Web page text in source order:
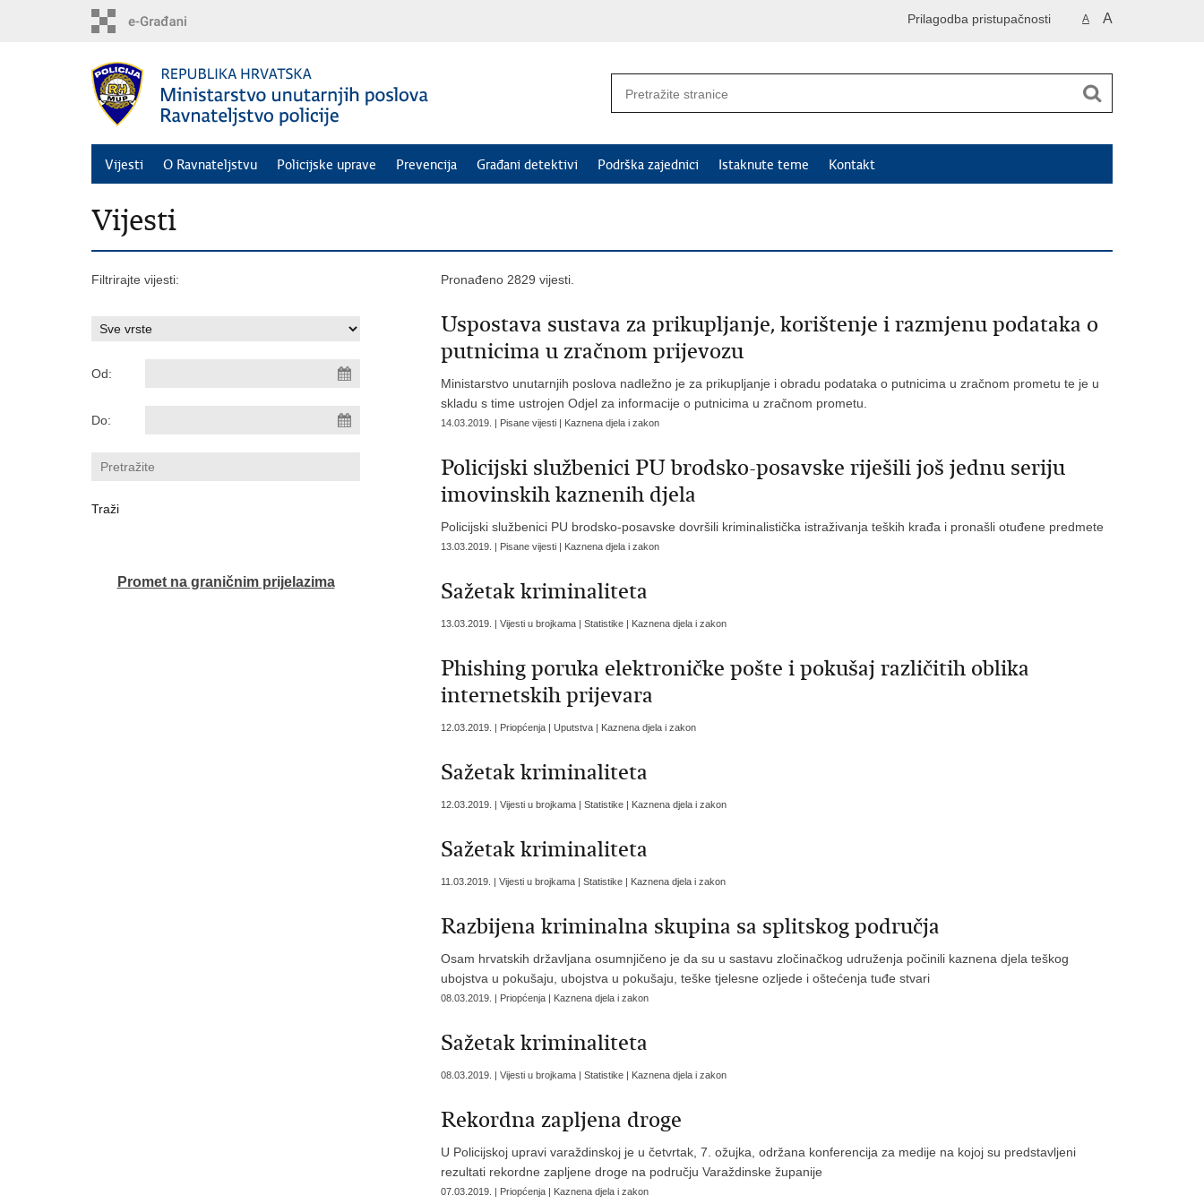
A A
Prilagodba pristupačnosti
Vijesti O Ravnateljstvu Policijske uprave Prevencija Građani detektivi Podrška zajednici Istaknute teme Kontakt
Vijesti
Filtrirajte vijesti:
Od:
Do:
Promet na graničnim prijelazima
Pronađeno 2829 vijesti.
Uspostava sustava za prikupljanje, korištenje i razmjenu podataka o
putnicima u zračnom prijevozu
Ministarstvo unutarnjih poslova nadležno je za prikupljanje i obradu podataka o putnicima u zračnom prometu te je u
skladu s time ustrojen Odjel za informacije o putnicima u zračnom prometu.
14.03.2019. | Pisane vijesti | Kaznena djela i zakon
Policijski službenici PU brodsko-posavske riješili još jednu seriju
imovinskih kaznenih djela
Policijski službenici PU brodsko-posavske dovršili kriminalistička istraživanja teških krađa i pronašli otuđene predmete
13.03.2019. | Pisane vijesti | Kaznena djela i zakon
Sažetak kriminaliteta
13.03.2019. | Vijesti u brojkama | Statistike | Kaznena djela i zakon
Phishing poruka elektroničke pošte i pokušaj različitih oblika
internetskih prijevara
12.03.2019. | Priopćenja | Uputstva | Kaznena djela i zakon
Sažetak kriminaliteta
12.03.2019. | Vijesti u brojkama | Statistike | Kaznena djela i zakon
Sažetak kriminaliteta
11.03.2019. | Vijesti u brojkama | Statistike | Kaznena djela i zakon
Razbijena kriminalna skupina sa splitskog područja
Osam hrvatskih državljana osumnjičeno je da su u sastavu zločinačkog udruženja počinili kaznena djela teškog
ubojstva u pokušaju, ubojstva u pokušaju, teške tjelesne ozljede i oštećenja tuđe stvari
08.03.2019. | Priopćenja | Kaznena djela i zakon
Sažetak kriminaliteta
08.03.2019. | Vijesti u brojkama | Statistike | Kaznena djela i zakon
Rekordna zapljena droge
U Policijskoj upravi varaždinskoj je u četvrtak, 7. ožujka, održana konferencija za medije na kojoj su predstavljeni
rezultati rekordne zapljene droge na području Varaždinske županije
07.03.2019. | Priopćenja | Kaznena djela i zakon